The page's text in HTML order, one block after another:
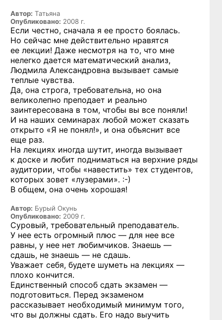
Автор: Татьяна
Опубликовано: 2008 г.
Если честно, сначала я ее просто боялась.
Но сейчас мне действительно нравятся
ее лекции! Даже несмотря на то, что мне
нелегко дается математический анализ,
Людмила Александровна вызывает самые
теплые чувства.
Да, она строга, требовательна, но она
великолепно преподает и реально
заинтересована в том, чтобы вы все поняли!
И на наших семинарах любой может сказать
открыто «Я не понял!», и она объяснит все
еще раз.
На лекциях иногда шутит, иногда вызывает
к доске и любит подниматься на верхние ряды
аудитории, чтобы «навестить» тех студентов,
которых зовет «лузерами». :-)
В общем, она очень хорошая!
Автор: Бурый Окунь
Опубликовано: 2009 г.
Суровый, требовательный преподаватель.
У нее есть огромный плюс — для нее все
равны, у нее нет любимчиков. Знаешь —
сдашь, не знаешь — не сдашь.
Уважает себя, будете шуметь на лекциях —
плохо кончится.
Единственный способ сдать экзамен —
подготовиться. Перед экзаменом
рассказывает необходимый минимум того,
что вы должны сдать. Его надо выучить